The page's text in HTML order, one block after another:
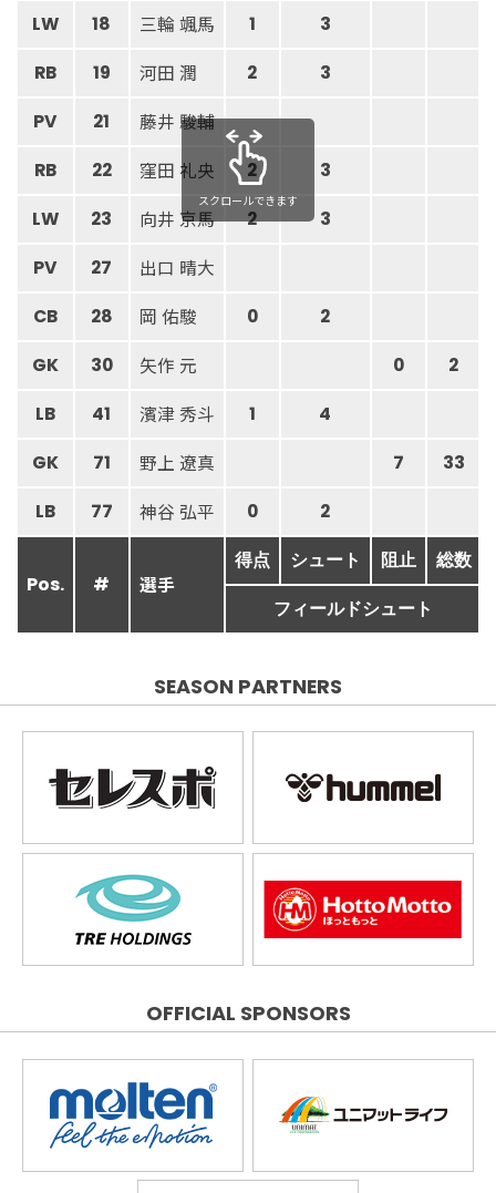
LW 18 三輪 颯馬 1 3
RB 19 河田 潤 2 3
PV 21 藤井 駿輔
RB 22 窪田 礼央 2 3
LW 23 向井 京馬 2 3
PV 27 出口 晴大
CB 28 岡 佑駿 0 2
GK 30 矢作 元 0 2
LB 41 濱津 秀斗 1 4
GK 71 野上 遼真 7 33
LB 77 神谷 弘平 0 2
Pos. # 選手
得点 シュート 阻止 総数
フィールドシュート
スクロールできます
SEASON PARTNERS
OFFICIAL SPONSORS